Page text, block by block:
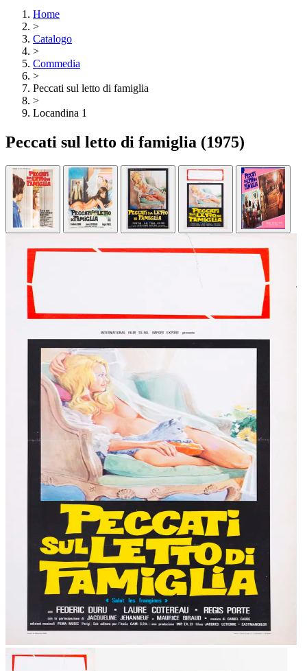
Home
>
Catalogo
>
Commedia
>
Peccati sul letto di famiglia
>
Locandina 1
Peccati sul letto di famiglia (1975)